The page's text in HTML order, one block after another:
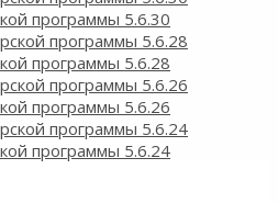
программы 5.6.30
программы 5.6.28
программы 5.6.26
программы 5.6.24